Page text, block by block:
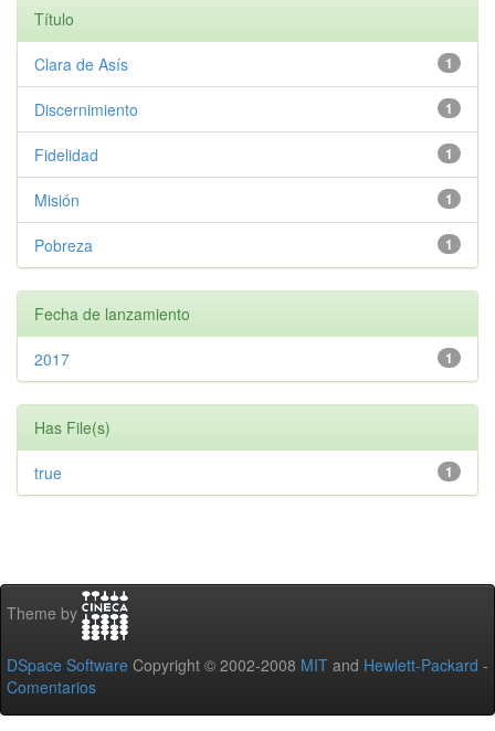
Título
1
Clara de Asís
1
Discernimiento
1
Fidelidad
1
Misión
1
Pobreza
Fecha de lanzamiento
1
2017
Has File(s)
1
true
Theme by
DSpace Software Copyright © 2002-2008 MIT and Hewlett-Packard -
Comentarios